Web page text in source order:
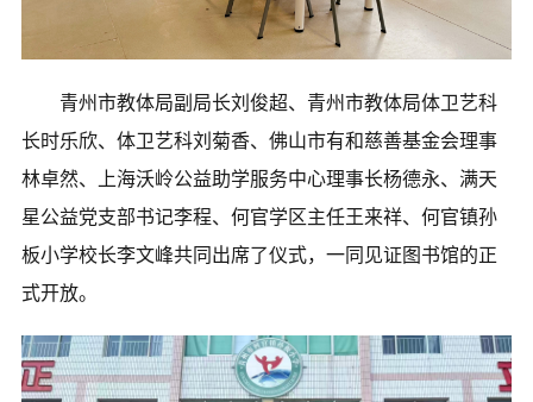
青州市教体局副局长刘俊超、青州市教体局体卫艺科
长时乐欣、体卫艺科刘菊香、佛山市有和慈善基金会理事
林卓然、上海沃岭公益助学服务中心理事长杨德永、满天
星公益党支部书记李程、何官学区主任王来祥、何官镇孙
板小学校长李文峰共同出席了仪式，一同见证图书馆的正
式开放。